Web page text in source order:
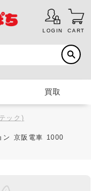
LOGIN CART
買取
ック)
ン 京阪電車 1000